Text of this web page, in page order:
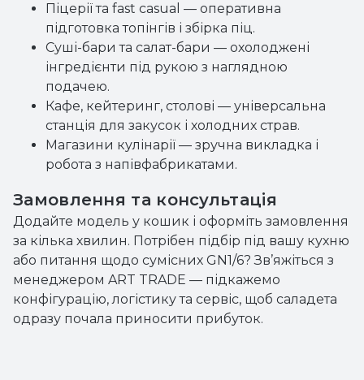
Піцерії та fast casual — оперативна
підготовка топінгів і збірка піц.
Суші-бари та салат-бари — охолоджені
інгредієнти під рукою з наглядною
подачею.
Кафе, кейтеринг, столові — універсальна
станція для закусок і холодних страв.
Магазини кулінарії — зручна викладка і
робота з напівфабрикатами.
Замовлення та консультація
Додайте модель у кошик і оформіть замовлення
за кілька хвилин. Потрібен підбір під вашу кухню
або питання щодо сумісних GN1/6? Зв’яжіться з
менеджером ART TRADE — підкажемо
конфігурацію, логістику та сервіс, щоб саладета
одразу почала приносити прибуток.